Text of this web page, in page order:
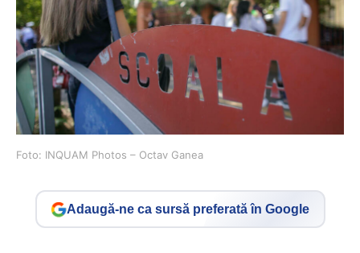
Foto: INQUAM Photos – Octav Ganea
Adaugă-ne ca sursă preferată în Google